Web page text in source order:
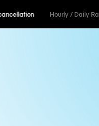
Hourly / Daily